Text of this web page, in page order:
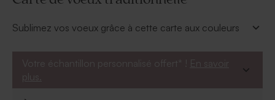
Sublimez vos voeux grâce à cette carte aux couleurs
de votre logo directement sur le devant.
À personnaliser :
Votre échantillon personnalisé offert* ! En savoir
plus.